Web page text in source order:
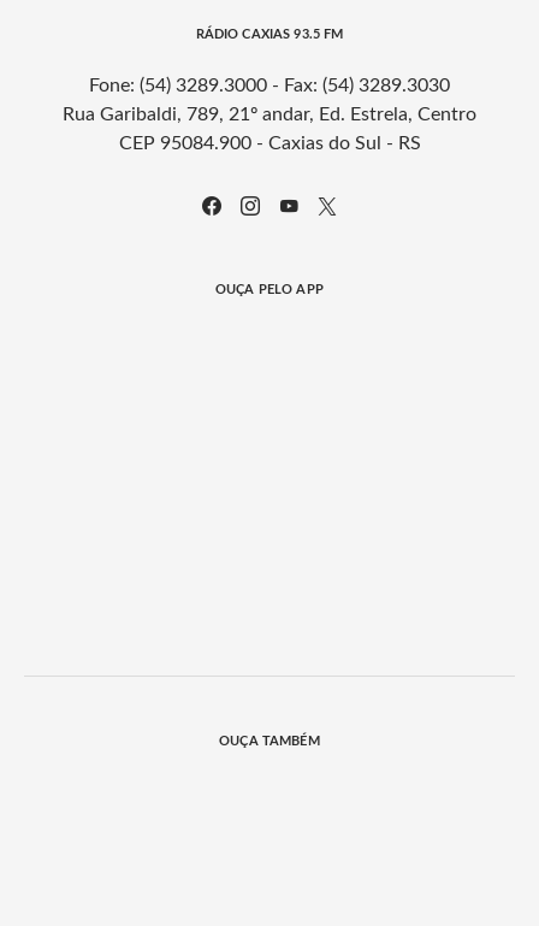
RÁDIO CAXIAS 93.5 FM
Fone: (54) 3289.3000 - Fax: (54) 3289.3030
Rua Garibaldi, 789, 21º andar, Ed. Estrela, Centro
CEP 95084.900 - Caxias do Sul - RS
OUÇA PELO APP
OUÇA TAMBÉM